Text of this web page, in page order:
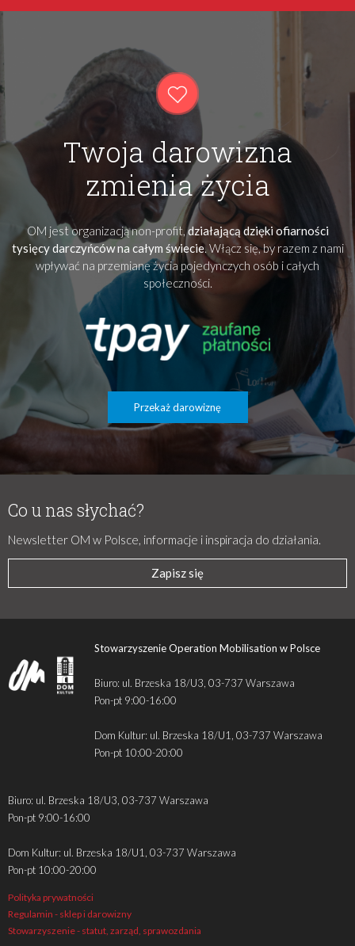
Twoja darowizna
zmienia życia
OM jest organizacją non-profit,działającą dzięki ofiarności
tysięcy darczyńców na całym świecie. Włącz się, by razem z nami
wpływać na przemianę życia pojedynczych osób i całych
społeczności.
Przekaż darowiznę
Co u nas słychać?
Newsletter OM w Polsce, informacje i inspiracja do działania.
Zapisz się
Stowarzyszenie Operation Mobilisation w Polsce
Biuro: ul. Brzeska 18/U3, 03-737 Warszawa
Pon-pt 9:00-16:00
Dom Kultur: ul. Brzeska 18/U1, 03-737 Warszawa
Pon-pt 10:00-20:00
Biuro: ul. Brzeska 18/U3, 03-737 Warszawa
Pon-pt 9:00-16:00
Dom Kultur: ul. Brzeska 18/U1, 03-737 Warszawa
Pon-pt 10:00-20:00
Polityka prywatności
Regulamin - sklep i darowizny
Stowarzyszenie - statut, zarząd, sprawozdania